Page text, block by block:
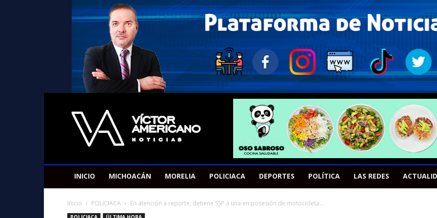
Americano
Victor
INICIO MICHOACÁN MORELIA POLICIACA DEPORTES POLÍTICA LAS REDES
Inicio POLICIACA En atención a reporte, detiene SSP a una en posesión de motocicleta...